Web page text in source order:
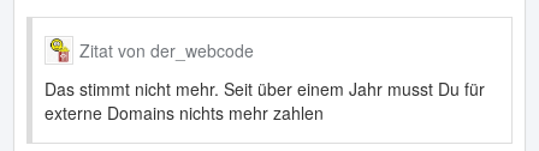
Zitat von der_webcode
Das stimmt nicht mehr. Seit über einem Jahr musst Du für
externe Domains nichts mehr zahlen